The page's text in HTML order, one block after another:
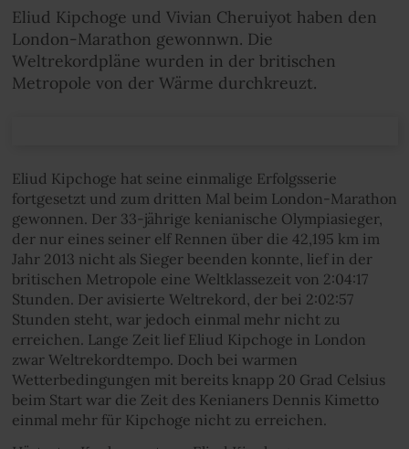
Eliud Kipchoge und Vivian Cheruiyot haben den
London-Marathon gewonnwn. Die
Weltrekordpläne wurden in der britischen
Metropole von der Wärme durchkreuzt.
Eliud Kipchoge hat seine einmalige Erfolgsserie
fortgesetzt und zum dritten Mal beim London-Marathon
gewonnen. Der 33-jährige kenianische Olympiasieger,
der nur eines seiner elf Rennen über die 42,195 km im
Jahr 2013 nicht als Sieger beenden konnte, lief in der
britischen Metropole eine Weltklassezeit von 2:04:17
Stunden. Der avisierte Weltrekord, der bei 2:02:57
Stunden steht, war jedoch einmal mehr nicht zu
erreichen. Lange Zeit lief Eliud Kipchoge in London
zwar Weltrekordtempo. Doch bei warmen
Wetterbedingungen mit bereits knapp 20 Grad Celsius
beim Start war die Zeit des Kenianers Dennis Kimetto
einmal mehr für Kipchoge nicht zu erreichen.